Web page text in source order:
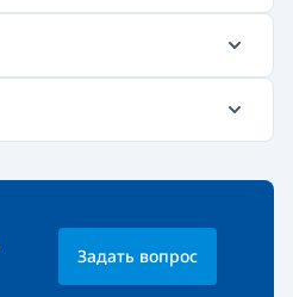
Задать вопрос